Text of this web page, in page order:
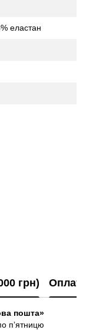
еластан
грн)
пошта»
пʼятницю